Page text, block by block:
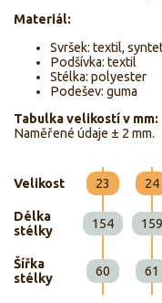
Materiál:
Svršek: textil,
Podšívka: textil
Stélka: polyester
Podešev: guma
Tabulka velikostí v mm:
Naměřené údaje ± 2 mm.
Velikost 23 24
Délka
stélky
154 159
Šířka
stélky
60 61